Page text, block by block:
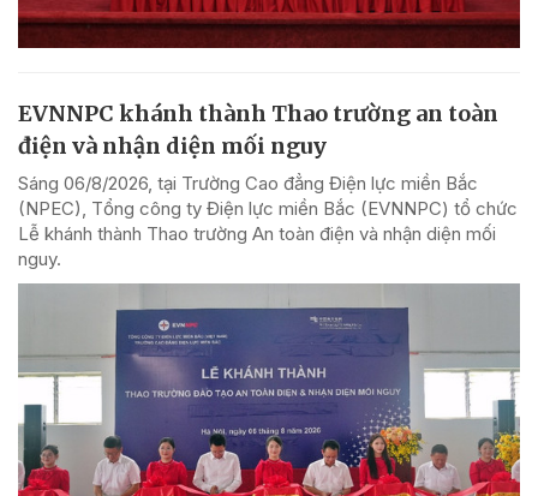
EVNNPC khánh thành Thao trường an toàn
điện và nhận diện mối nguy
Sáng 06/8/2026, tại Trường Cao đẳng Điện lực miền Bắc
(NPEC), Tổng công ty Điện lực miền Bắc (EVNNPC) tổ chức
Lễ khánh thành Thao trường An toàn điện và nhận diện mối
nguy.